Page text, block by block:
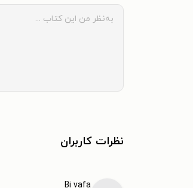
نظرات کاربران
Bi vafa